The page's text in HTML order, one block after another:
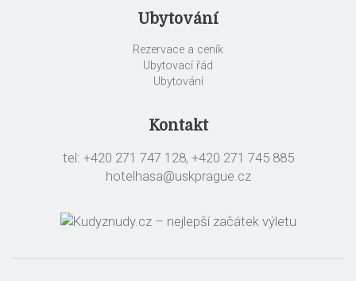
Ubytování
Rezervace a ceník
Ubytovací řád
Ubytování
Kontakt
tel: +420 271 747 128, +420 271 745 885
hotelhasa@uskprague.cz